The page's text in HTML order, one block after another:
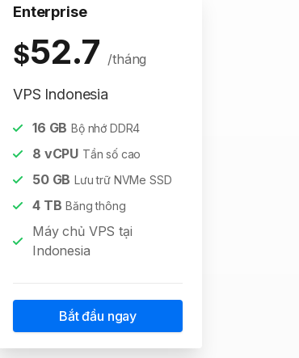
Enterprise
$52.7 /tháng
VPS Indonesia
16 GB Bộ nhớ DDR4
8 vCPU Tần số cao
50GB Lưu trữ NVMe SSD
4TB Băng thông
Máy chủ VPS tại
Indonesia
Bắt đầu ngay